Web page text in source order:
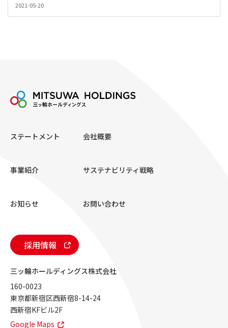
2021-05-20
ステートメント 会社概要
事業紹介 サステナビリティ戦略
お知らせ お問い合わせ
採用情報
三ッ輪ホールディングス株式会社
160-0023
東京都新宿区西新宿8-14-24
西新宿KFビル2F
Google Maps